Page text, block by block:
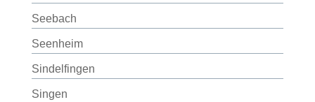
Seebach
Seenheim
Sindelfingen
Singen